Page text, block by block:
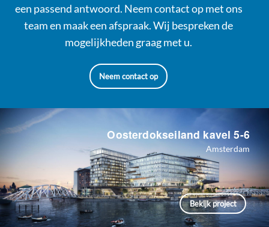
een passend antwoord. Neem contact op met ons
team en maak een afspraak. Wij bespreken de
mogelijkheden graag met u.
Neem contact op
Bekijk project
Oosterdokseiland kavel 5-6
Amsterdam